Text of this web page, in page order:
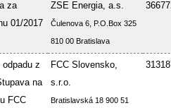
za
01/2017
ZSE Energia, a.s.
Čulenova 6, P.O.Box 325
810 00 Bratislava
odpadu z
na
FCC
FCC Slovensko,
s.r.o.
Bratislavská 18 900 51